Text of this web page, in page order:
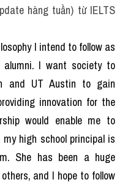
hàng tuần) từ IELTS
I intend to follow as
I want society to
and UT Austin to gain
innovation for the
would enable me to
high school principal is
She has been a huge
and I hope to follow